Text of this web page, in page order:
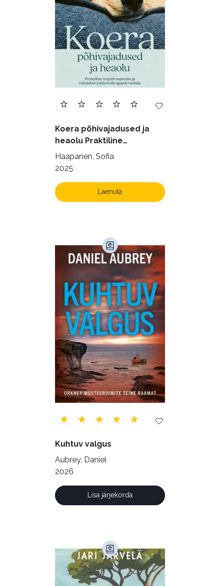
Ettevõtlus (30)
Filoloogia (121)
Filosoofia (146)
Geograafia (65)
Haridus (20)
Ilukirjandus (4255)
Krimi ja põnevik (1284)
Kultuur ja teadus (45)
Kunst ja looming (86)
Laste- ja noortekirjandus (580)
Maamajandus (24)
Majandus (34)
Perioodika (15)
Psühholoogia (184)
Rahandus (47)
Religioon (107)
Siseturvalisus (34)
Sport (52)
Tehnika (6)
Telekommunikatsioon (9)
Tervis (147)
Transport (8)
Ulme ja fantaasia (244)
Vabakasutus (423)
Õigus (22)
Koera põhivajadused ja
heaolu Praktiline
käsiraamat sujuvaks ja
rahuldust pakkuvaks
Haapanen, Sofia
2025
Laenuta
Kuhtuv valgus
Aubrey, Daniel
2026
Lisa järjekorda